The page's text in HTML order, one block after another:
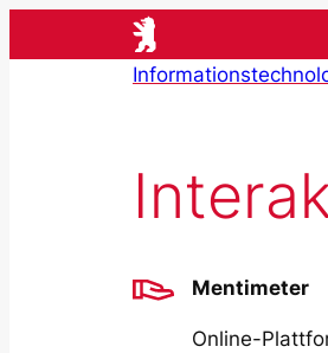
Inhalt
Mentimeter
Online-